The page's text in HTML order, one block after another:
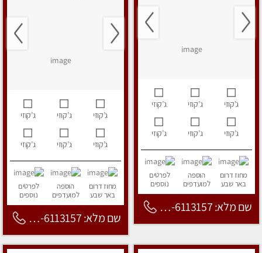
ג’קוזי ג’קוזי ג’קוזי
ג’קוזי ג’קוזי ג’קוזי
מחוז דרום
באר שבע
הוספה
למועדפים
לפרטים
נוספים
שם מלא: 053-6113157
ג’קוזי ג’קוזי ג’קוזי
ג’קוזי ג’קוזי ג’קוזי
מחוז דרום
באר שבע
הוספה
למועדפים
לפרטים
נוספים
שם מלא: 053-6113157